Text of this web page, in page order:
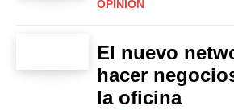
OPINIÓN
El nuevo
hacer
la oficina